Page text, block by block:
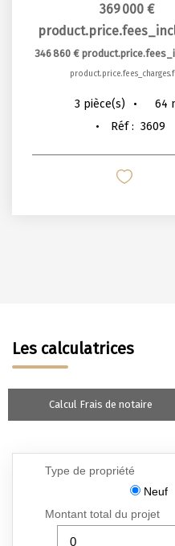
369 000 €
346 860 €
3 pièce(s) 64
Réf : 3609
Les calculatrices
Calcul Frais de notaire